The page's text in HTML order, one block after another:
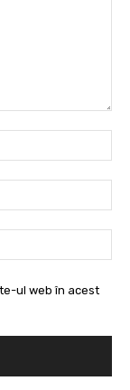
ul web în acest